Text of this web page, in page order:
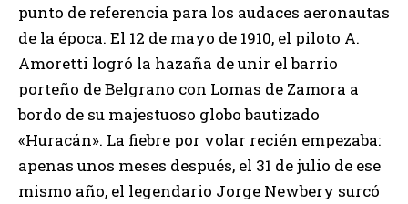
punto de referencia para los audaces aeronautas
de la época. El 12 de mayo de 1910, el piloto A.
Amoretti logró la hazaña de unir el barrio
porteño de Belgrano con Lomas de Zamora a
bordo de su majestuoso globo bautizado
«Huracán». La fiebre por volar recién empezaba:
apenas unos meses después, el 31 de julio de ese
mismo año, el legendario Jorge Newbery surcó